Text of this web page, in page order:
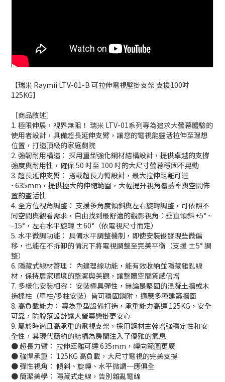
【瑞米 Raymii LTV-01-B 可拉伸電視壁掛支架 支援100吋
125KG】
［商品敘述］
1. 極限伸展，視界無阻！ 瑞米 LTV-01系列專為追求大螢幕體驗的
使用者設計，具備超長延伸支臂，讓您的電視能靈活拉伸至理想
位置，打造頂級的家庭劇院
2. 強韌耐用構造： 採用重型強化鋼材結構設計，提供卓越的支撐
強度與耐用性，確保 50 吋至 100 吋的大尺寸螢幕穩固不晃動
3. 超長延伸支臂： 搭載超長力臂設計，最大拉伸距離可達
~635mm，提供極大的伸縮範圍，大幅提升視角覆蓋率與空間佈
置的靈活性
4. 全方位視角調整： 支援多角度傾斜與左右旋轉調整，可依照不
同空間與觀看需求，自由找到最舒適的觀影視角：垂直傾斜 +5° ~
-15°，左右水平旋轉 ±60°（依電視尺寸而定）
5. 水平微調功能： 具備水平調整機制，即使安裝後發現些微偏
移，也能在不拆卸的情況下將電視調整至完美平衡（支援 ±5° 調
整）
6. 隱藏式線材管理： 內建理線功能，能有效收納並隱藏雜亂線
材，保持居家環境的整潔與美觀，讓整體空間質感倍增
7. 多樣化安裝相容： 安裝極具彈性，無論是堅固的混凝土牆或木
造樑柱（單柱/多柱安裝）皆可穩固鎖附，適應多種建築牆面
8. 高負載能力： 專為重型設備打造，承重能力高達 125KG，安全
可靠，防脫落設計讓大螢幕懸掛更安心
9. 屬於時尚且高承重的電視支架，採用鋼材主幹增強穩定性和安
全性，其現代簡約的結構為房間注入了優雅的氣息
● 超長力臂： 拉伸距離可達 635mm，轉向範圍更廣
● 強悍承重： 125KG 高負載，大尺寸電視的完美支撐
● 彈性視角： 傾斜、旋轉、水平微調一應俱全
● 簡潔美學： 隱藏式走線，告別雜亂電線